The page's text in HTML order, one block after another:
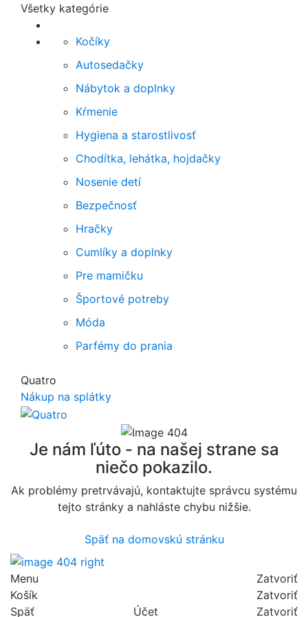
Všetky kategórie
Kočíky
Autosedačky
Nábytok a doplnky
Kŕmenie
Hygiena a starostlivosť
Chodítka, lehátka, hojdačky
Nosenie detí
Bezpečnosť
Hračky
Cumlíky a doplnky
Pre mamičku
Športové potreby
Móda
Parfémy do prania
Quatro
Nákup na splátky
Je nám ľúto - na našej strane sa
niečo pokazilo.
Ak problémy pretrvávajú, kontaktujte správcu systému
tejto stránky a nahláste chybu nižšie.
Späť na domovskú stránku
Menu
Zatvoriť
Košík
Zatvoriť
Späť
Účet Zatvoriť